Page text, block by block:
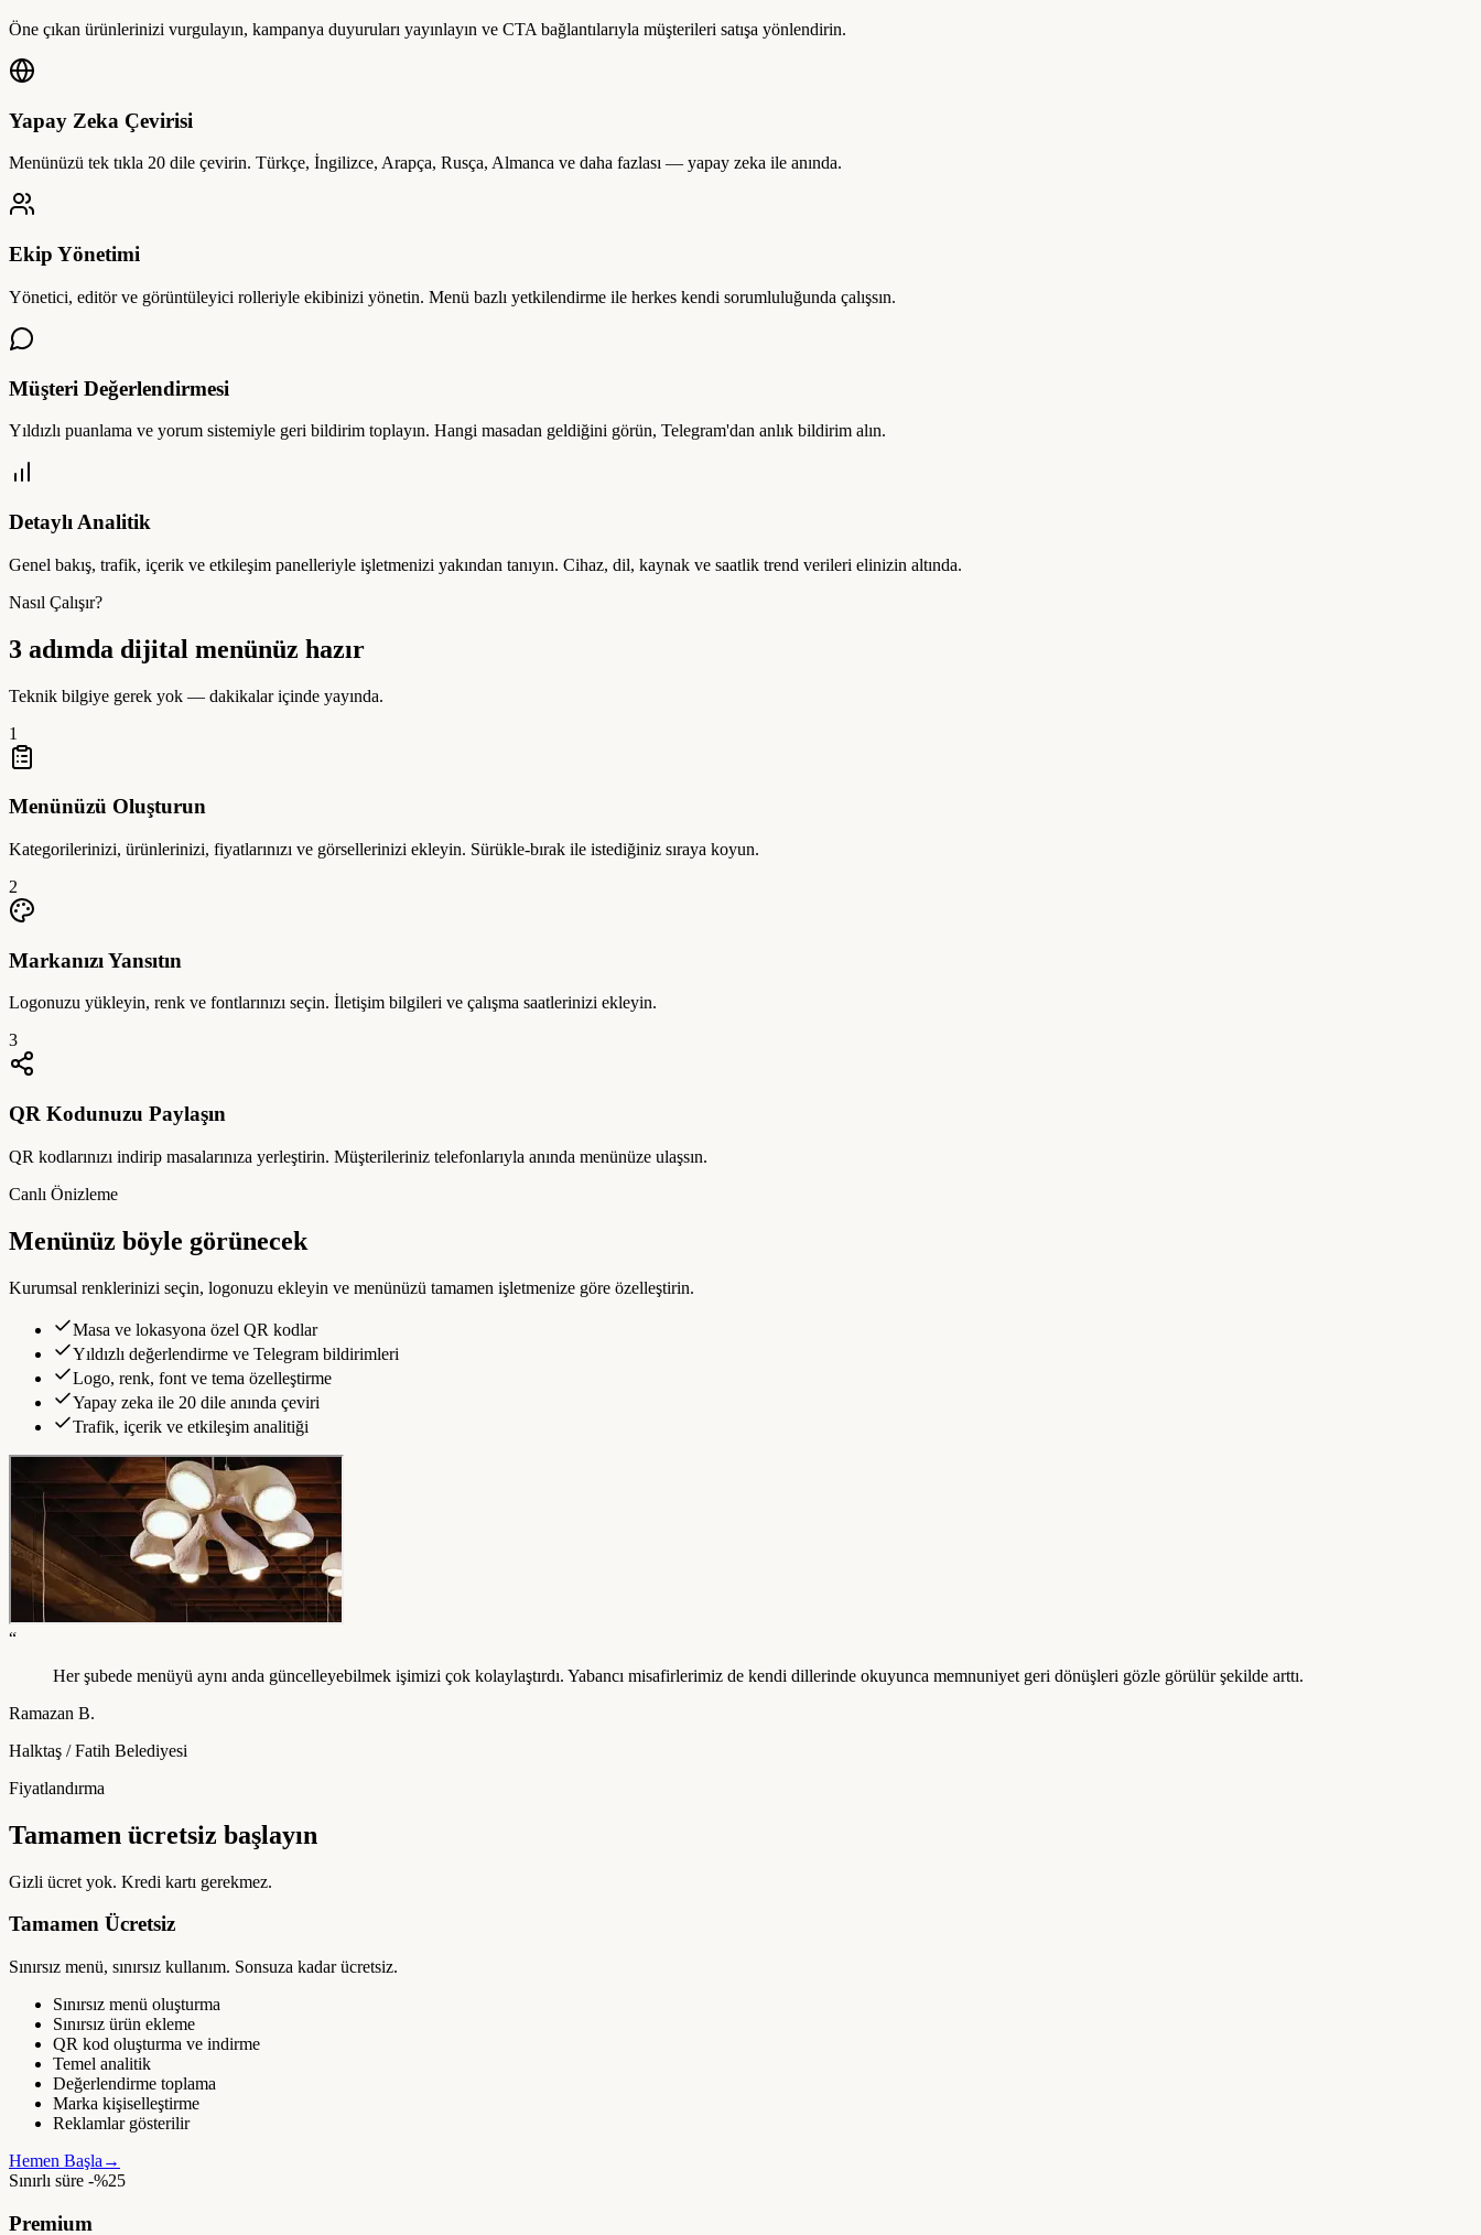
Öne çıkan ürünlerinizi vurgulayın, kampanya duyuruları yayınlayın ve CTA bağlantılarıyla müşterileri satışa yönlendirin.
Yapay Zeka Çevirisi
Menünüzü tek tıkla 20 dile çevirin. Türkçe, İngilizce, Arapça, Rusça, Almanca ve daha fazlası — yapay zeka ile anında.
Ekip Yönetimi
Yönetici, editör ve görüntüleyici rolleriyle ekibinizi yönetin. Menü bazlı yetkilendirme ile herkes kendi sorumluluğunda çalışsın.
Müşteri Değerlendirmesi
Yıldızlı puanlama ve yorum sistemiyle geri bildirim toplayın. Hangi masadan geldiğini görün, Telegram'dan anlık bildirim alın.
Detaylı Analitik
Genel bakış, trafik, içerik ve etkileşim panelleriyle işletmenizi yakından tanıyın. Cihaz, dil, kaynak ve saatlik trend verileri elinizin altında.
Nasıl Çalışır?
3 adımda dijital menünüz hazır
Teknik bilgiye gerek yok — dakikalar içinde yayında.
1
Menünüzü Oluşturun
Kategorilerinizi, ürünlerinizi, fiyatlarınızı ve görsellerinizi ekleyin. Sürükle-bırak ile istediğiniz sıraya koyun.
2
Markanızı Yansıtın
Logonuzu yükleyin, renk ve fontlarınızı seçin. İletişim bilgileri ve çalışma saatlerinizi ekleyin.
3
QR Kodunuzu Paylaşın
QR kodlarınızı indirip masalarınıza yerleştirin. Müşterileriniz telefonlarıyla anında menünüze ulaşsın.
Canlı Önizleme
Menünüz böyle görünecek
Kurumsal renklerinizi seçin, logonuzu ekleyin ve menünüzü tamamen işletmenize göre özelleştirin.
Masa ve lokasyona özel QR kodlar
Yıldızlı değerlendirme ve Telegram bildirimleri
Logo, renk, font ve tema özelleştirme
Yapay zeka ile 20 dile anında çeviri
Trafik, içerik ve etkileşim analitiği
“
Her şubede menüyü aynı anda güncelleyebilmek işimizi çok kolaylaştırdı. Yabancı misafirlerimiz de kendi dillerinde okuyunca memnuniyet geri dönüşleri gözle görülür şekilde arttı.
Ramazan B.
Halktaş / Fatih Belediyesi
Fiyatlandırma
Tamamen ücretsiz başlayın
Gizli ücret yok. Kredi kartı gerekmez.
Tamamen Ücretsiz
Sınırsız menü, sınırsız kullanım. Sonsuza kadar ücretsiz.
Sınırsız menü oluşturma
Sınırsız ürün ekleme
QR kod oluşturma ve indirme
Temel analitik
Değerlendirme toplama
Marka kişiselleştirme
Reklamlar gösterilir
Hemen Başla →
Sınırlı süre -%25
Premium